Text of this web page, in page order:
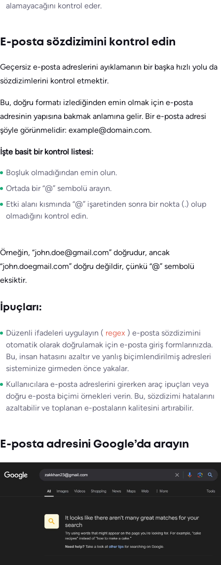
alamayacağını kontrol eder.
E-posta sözdizimini kontrol edin
Geçersiz e-posta adreslerini ayıklamanın bir başka hızlı yolu da
sözdizimlerini kontrol etmektir.
Bu, doğru formatı izlediğinden emin olmak için e-posta
adresinin yapısına bakmak anlamına gelir. Bir e-posta adresi
şöyle görünmelidir: example@domain.com.
İşte basit bir kontrol listesi:
Boşluk olmadığından emin olun.
Ortada bir “@” sembolü arayın.
Etki alanı kısmında “@” işaretinden sonra bir nokta (.) olup
olmadığını kontrol edin.
Örneğin, “john.doe@gmail.com” doğrudur, ancak
“john.doegmail.com” doğru değildir, çünkü “@” sembolü
eksiktir.
İpuçları:
Düzenli ifadeleri uygulayın ( regex ) e-posta sözdizimini
otomatik olarak doğrulamak için e-posta giriş formlarınızda.
Bu, insan hatasını azaltır ve yanlış biçimlendirilmiş adresleri
sisteminize girmeden önce yakalar.
Kullanıcılara e-posta adreslerini girerken araç ipuçları veya
doğru e-posta biçimi örnekleri verin. Bu, sözdizimi hatalarını
azaltabilir ve toplanan e-postaların kalitesini artırabilir.
E-posta adresini Google’da arayın